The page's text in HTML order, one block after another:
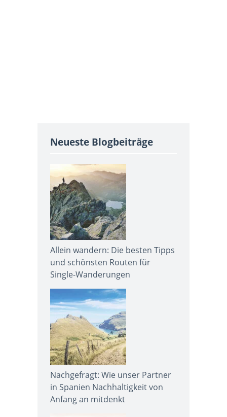
Neueste Blogbeiträge
Allein wandern: Die besten Tipps
und schönsten Routen für
Single-Wanderungen
Nachgefragt: Wie unser Partner
in Spanien Nachhaltigkeit von
Anfang an mitdenkt